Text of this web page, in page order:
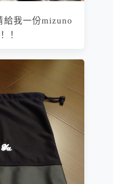
給我一份mizuno
！